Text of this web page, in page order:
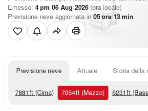
Emesso: 4 pm 06 Aug 2026 (ora locale)
Previsione neve aggiornata in 05ora13min
Previsione neve Attuale Storia della
7881ft (Cima) 7054ft (Mezzo) 6231ft